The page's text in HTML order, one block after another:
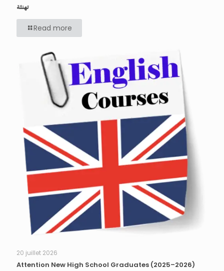
تهنئة
Read more
20 juillet 2026
Attention New High School Graduates (2025–2026)